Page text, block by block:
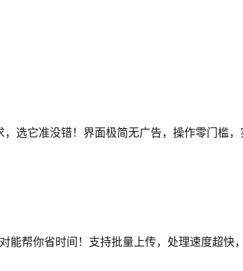
选它准没错！界面极简无广告，操作零门槛
能帮你省时间！支持批量上传，处理速度超